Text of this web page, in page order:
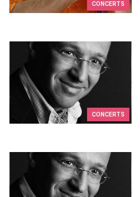
CONCERTS
CONCERTS